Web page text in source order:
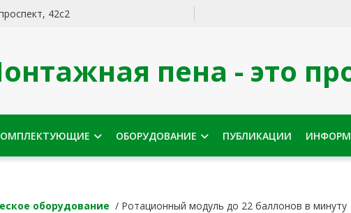
42с2
пена - это
ОБОРУДОВАНИЕ ПУБЛИКАЦИИ
оборудование / Ротационный модуль до 22 баллонов в минуту